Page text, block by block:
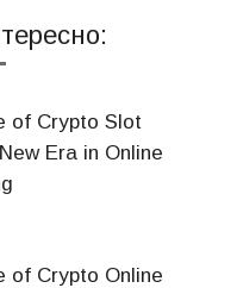
of Crypto Slot
Era in Online
of Crypto Online